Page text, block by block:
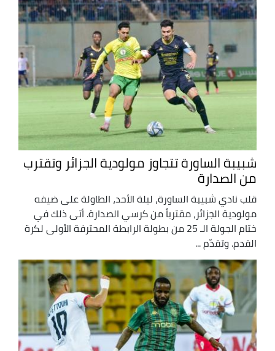
شبيبة الساورة تتجاوز مولودية الجزائر وتقترب
من الصدارة
قلب نادي شبيبة الساورة، ليلة الأحد، الطاولة على ضيفه
مولودية الجزائر، مقترباً من كرسي الصدارة. أتى ذلك في
ختام الجولة الـ 25 من بطولة الرابطة المحترفة الأولى لكرة
القدم. وتقدّم ...